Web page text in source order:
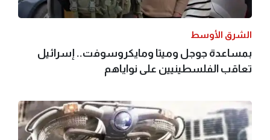
الشرق الأوسط
بمساعدة جوجل وميتا ومايكروسوفت.. إسرائيل
تعاقب الفلسطينيين على نواياهم